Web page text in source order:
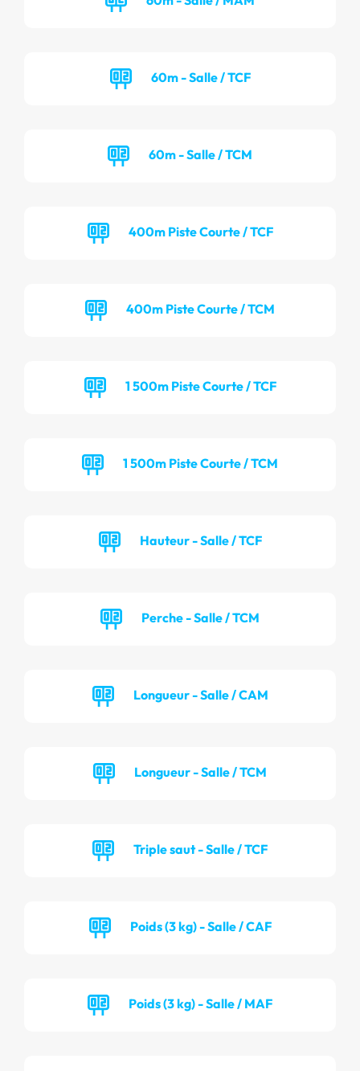
60m - Salle / TCF
60m - Salle / TCM
400m Piste Courte / TCF
400m Piste Courte / TCM
1 500m Piste Courte / TCF
1 500m Piste Courte / TCM
Hauteur - Salle / TCF
Perche - Salle / TCM
Longueur - Salle / CAM
Longueur - Salle / TCM
Triple saut - Salle / TCF
Poids (3 kg) - Salle / CAF
Poids (3 kg) - Salle / MAF